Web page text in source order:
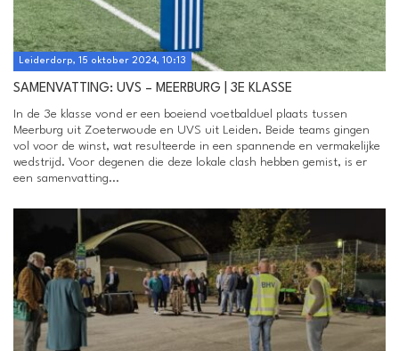
Leiderdorp, 15 oktober 2024, 10:13
SAMENVATTING: UVS – MEERBURG | 3E KLASSE
In de 3e klasse vond er een boeiend voetbalduel plaats tussen
Meerburg uit Zoeterwoude en UVS uit Leiden. Beide teams gingen
vol voor de winst, wat resulteerde in een spannende en vermakelijke
wedstrijd. Voor degenen die deze lokale clash hebben gemist, is er
een samenvatting...